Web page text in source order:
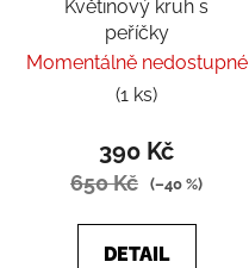
Květinový kruh s
peříčky
Momentálně nedostupné
(1 ks)
390 Kč
650 Kč (–40 %)
DETAIL